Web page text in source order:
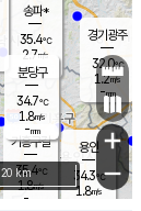
용인
34.3℃
1.8m/s
경기광주
32.0℃
1.2m/s
-mm
송파*
35.4℃
2.7m/s
-mm
기흥구갈
35.4℃
1.8m/s
-
분당구
34.7℃
1.8m/s
-mm
+
−
20 km